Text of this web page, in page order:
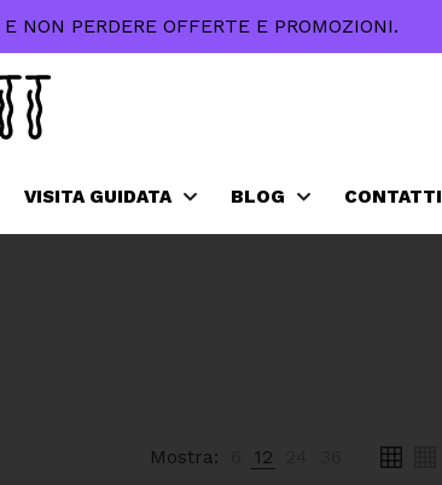
E NON PERDERE OFFERTE E PROMOZIONI.
VISITA GUIDATA BLOG CONTATTI
Mostra: 12